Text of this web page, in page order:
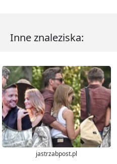
Inne znaleziska:
jastrzabpost.pl